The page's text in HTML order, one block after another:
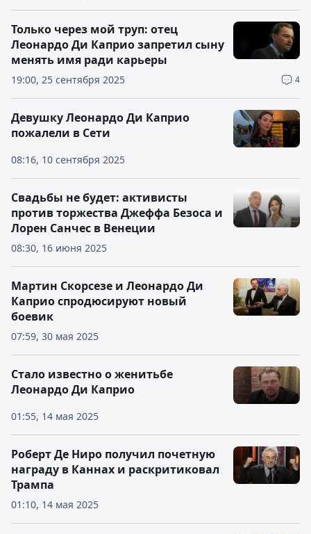
19:00, 25 сентября 2025 4
Только через мой труп: отец
Леонардо Ди Каприо запретил сыну
менять имя ради карьеры
08:16, 10 сентября 2025
Девушку Леонардо Ди Каприо
пожалели в Сети
08:30, 16 июня 2025
Свадьбы не будет: активисты
против торжества Джеффа Безоса и
Лорен Санчес в Венеции
07:59, 30 мая 2025
Мартин Скорсезе и Леонардо Ди
Каприо спродюсируют новый
боевик
01:55, 14 мая 2025
Стало известно о женитьбе
Леонардо Ди Каприо
01:10, 14 мая 2025
Роберт Де Ниро получил почетную
награду в Каннах и раскритиковал
Трампа